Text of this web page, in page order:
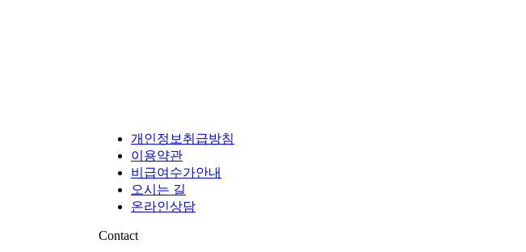
개인정보취급방침
이용약관
비급여수가안내
오시는 길
온라인상담
Contact